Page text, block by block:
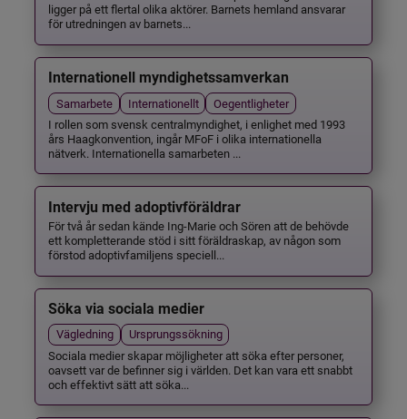
ligger på ett flertal olika aktörer. Barnets hemland ansvarar
för utredningen av barnets...
Internationell myndighetssamverkan
Samarbete Internationellt
Oegentligheter
I rollen som svensk centralmyndighet, i enlighet med 1993
års Haagkonvention, ingår MFoF i olika internationella
nätverk. Internationella samarbeten ...
Intervju med adoptivföräldrar
För två år sedan kände Ing-Marie och Sören att de behövde
ett kompletterande stöd i sitt föräldraskap, av någon som
förstod adoptivfamiljens speciell...
Söka via sociala medier
Vägledning
Ursprungssökning
Sociala medier skapar möjligheter att söka efter personer,
oavsett var de befinner sig i världen. Det kan vara ett snabbt
och effektivt sätt att söka...